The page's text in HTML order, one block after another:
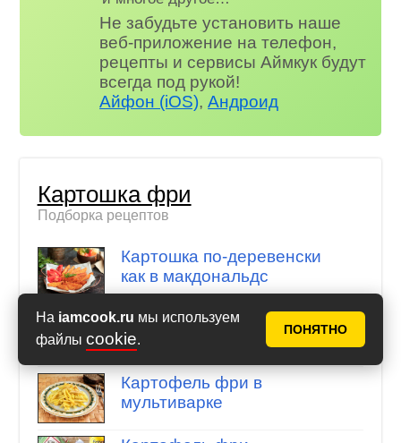
На iamcook.ru мы используем
файлы cookie.
ПОНЯТНО
Не забудьте установить наше
веб-приложение на телефон,
рецепты и сервисы Аймкук будут
всегда под рукой!
Айфон (iOS),Андроид
Картошка фри
Подборка рецептов
Картошка по-деревенски
как в макдональдс
Картофель фри с яичным
белком в духовке
Картофель фри в
мультиварке